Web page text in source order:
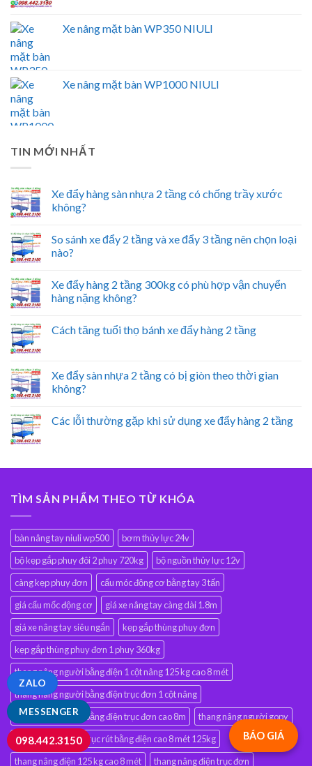
Xe nâng mặt bàn WP350 NIULI
Xe nâng mặt bàn WP1000 NIULI
TIN MỚI NHẤT
Xe đẩy hàng sàn nhựa 2 tầng có chống trầy xước
không?
So sánh xe đẩy 2 tầng và xe đẩy 3 tầng nên chọn loại
nào?
Xe đẩy hàng 2 tầng 300kg có phù hợp vận chuyển
hàng nặng không?
Cách tăng tuổi thọ bánh xe đẩy hàng 2 tầng
Xe đẩy sàn nhựa 2 tầng có bị giòn theo thời gian
không?
Các lỗi thường gặp khi sử dụng xe đẩy hàng 2 tầng
TÌM SẢN PHẨM THEO TỪ KHÓA
bàn nâng tay niuli wp500
bơm thủy lực 24v
bộ kẹp gắp phuy đôi 2 phuy 720kg
bộ nguồn thủy lực 12v
càng kẹp phuy đơn
cẩu móc động cơ bằng tay 3 tấn
giá cẩu mốc động cơ
giá xe nâng tay càng dài 1.8m
giá xe nâng tay siêu ngắn
kẹp gắp thùng phuy đơn
kẹp gắp thùng phuy đơn 1 phuy 360kg
thang nâng người bằng điện 1 cột nâng 125 kg cao 8 mét
thang nâng người bằng điện trục đơn 1 cột nâng
thang nâng người bằng điện trục đơn cao 8m
thang nâng người gopy
thang nâng người trục rút bằng điện cao 8 mét 125kg
thang nâng điện 125 kg cao 8 mét
thang nâng điện trục đơn
BÁO GIÁ
MESSENGER
ZALO
098.442.3150